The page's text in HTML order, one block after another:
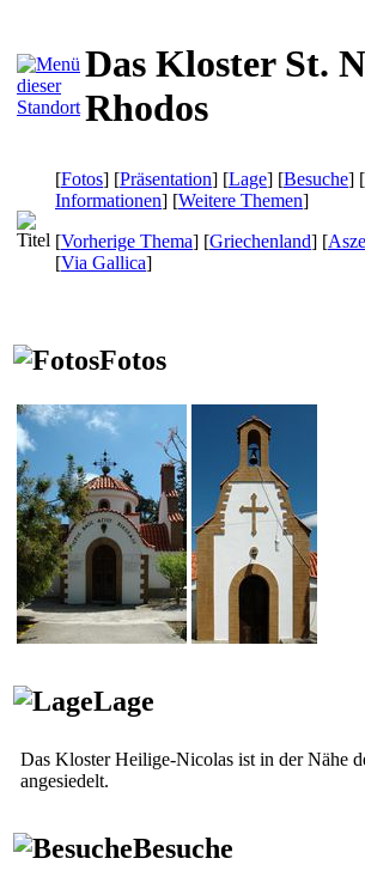
Das Kloster St.
Rhodos
[Fotos] [Präsentation] [Lage] [Besuche] [
Informationen] [Weitere Themen]
[Vorherige Thema] [Griechenland] [
[Via Gallica]
Fotos
Lage
Das Kloster Heilige-Nicolas ist in der Nähe
angesiedelt.
Besuche